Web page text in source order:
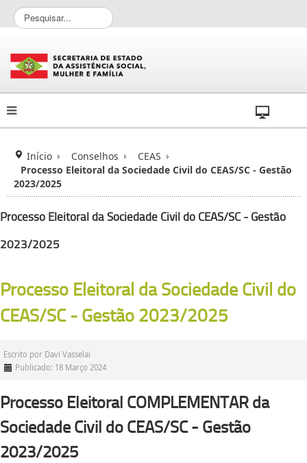
P
e
q
u
i
s
a
Início Conselhos
CEAS
Processo Eleitoral da Sociedade Civil do CEAS/SC - Gestão
2023/2025
Processo Eleitoral da Sociedade Civil do CEAS/SC - Gestão
2023/2025
Processo Eleitoral da Sociedade Civil do
CEAS/SC - Gestão 2023/2025
Escrito por Davi Vasselai
Publicado: 18 Março 2024
Processo Eleitoral COMPLEMENTAR da
Sociedade Civil do CEAS/SC - Gestão
2023/2025